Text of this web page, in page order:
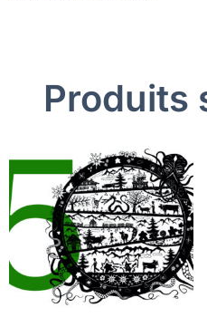
Produits